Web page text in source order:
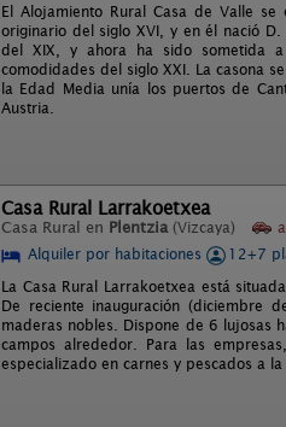
El Alojamiento Rural Casa de Valle
originario del siglo XVI, y en él nació
del XIX, y ahora ha sido sometida
comodidades del siglo XXI. La casona
la Edad Media unía los puertos de
Austria.
Casa Rural Larrakoetxea
Casa Rural en Plentzia (Vizcaya) a
Alquiler por habitaciones
12+7
La Casa Rural Larrakoetxea está
De reciente inauguración (diciembre
maderas nobles. Dispone de 6 lujosas
campos alrededor. Para las
especializado en carnes y pescados a